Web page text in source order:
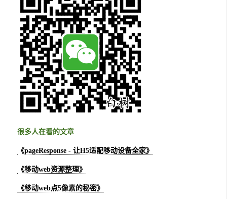
很多人在看的文章
《pageResponse - 让H5适配移动设备全家》
《移动web资源整理》
《移动web点5像素的秘密》